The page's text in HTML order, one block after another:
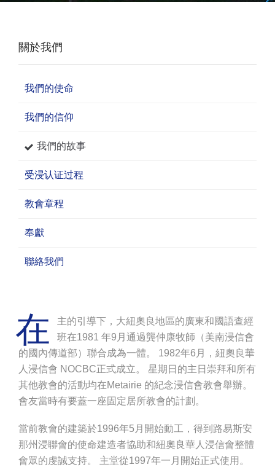
關於我們
我們的使命
我們的信仰
我們的故事
受浸认证过程
教會章程
奉獻
聯絡我們
在
主的引導下，大紐奧良地區的廣東和國語查經
班在1981 年9月通過龔仲康牧師（美南浸信會
的國內傳道部）聯合成為一體。 1982年6月，紐奧良華
人浸信會 NOCBC正式成立。 星期日的主日崇拜和所有
其他教會的活動均在Metairie 的紀念浸信會教會舉辦。
會友當時有要蓋一座固定居所教會的計劃。
當前教會的建築於1996年5月開始動工，得到路易斯安
那州浸聯會的使命建造者協助和紐奧良華人浸信會整體
會眾的虔誠支持。 主堂從1997年一月開始正式使用。